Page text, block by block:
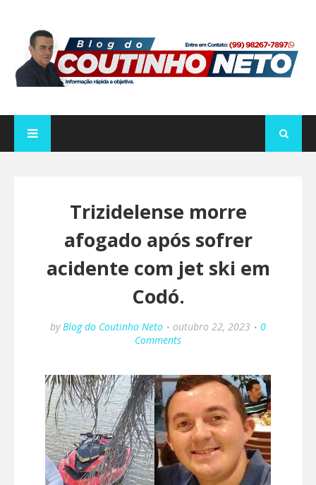
Trizidelense morre
afogado após sofrer
acidente com jet ski em
Codó.
by Blog do Coutinho Neto outubro 22, 2023
0
Comments